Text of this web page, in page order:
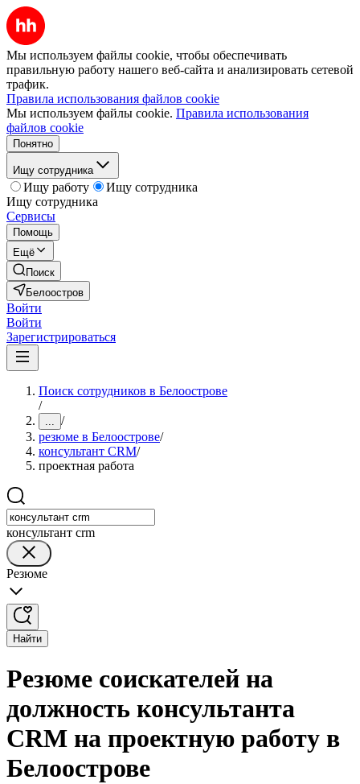
Мы используем файлы cookie, чтобы обеспечивать
правильную работу нашего веб-сайта и анализировать сетевой
трафик.
Правила использования файлов cookie
Мы используем файлы cookie. Правила использования
файлов cookie
Понятно
Ищу сотрудника
Ищу работу
Ищу сотрудника
Ищу сотрудника
Сервисы
Помощь
Ещё
Поиск
Белоостров
Войти
Войти
Зарегистрироваться
Поиск сотрудников в Белоострове
/
... /
резюме в Белоострове/
консультант CRM/
проектная работа
консультант crm
Резюме
Найти
Резюме соискателей на
должность консультанта
CRM на проектную работу в
Белоострове